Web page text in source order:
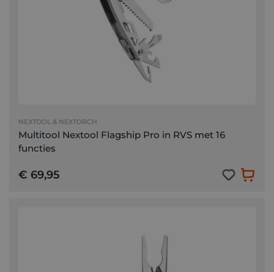
NEXTOOL & NEXTORCH
Multitool Nextool Flagship Pro in RVS met 16
functies
€ 69,95